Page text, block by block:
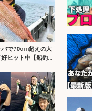
バで70cm超えの大
ヒット中【船釣り